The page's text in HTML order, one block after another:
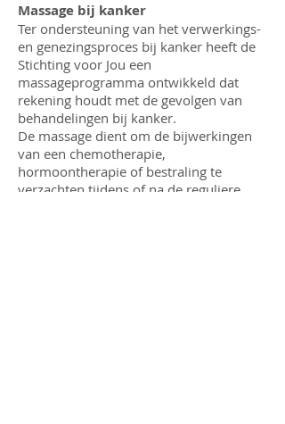
Massage bij kanker
Ter ondersteuning van het verwerkings-
en genezingsproces bij kanker heeft de
Stichting voor Jou een
massageprogramma ontwikkeld dat
rekening houdt met de gevolgen van
behandelingen bij kanker.
De massage dient om de bijwerkingen
van een chemotherapie,
hormoontherapie of bestraling te
verzachten tijdens of na de reguliere